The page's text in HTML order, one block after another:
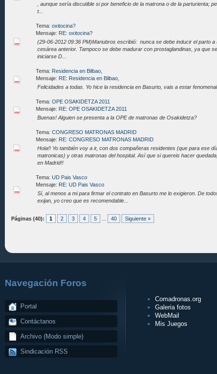
, aunque sería discutible si por beneficio de la matrona o de la parturienta;
t...
Tema: oxitocina?
Mensaje: RE: oxitocina?
(29-06-2012 09:36 PM)Mariubros escribió: nunca se debe inducir el parto a
cesárea anterior. Tampoco se debe madurar con prostaglandinas, ya que
iniciarse D...
Tema: Residencia en Bilbao,
Mensaje: RE: Residencia en Bilbao,
Felicidades a todas. Yo hice la residencia en Basurto, vais a estar
Tema: OPE OSAKIDETZA 2011
Mensaje: RE: OPE OSAKIDETZA 2011
Buenas! Alguien se presenta a la OPE de matronas de Osakidetza?
Tema: CONGRESO MATRONAS MADRID
Mensaje: RE: CONGRESO MATRONAS MADRID
Hola!! Yo también voy a ir, con dos compañeras residentes (que para ese
matronicas) y otras matronas del hospital. Así que si quereis hacer
en Madrid!!
Tema: UD Pais Vasco
Mensaje: RE: UD Pais Vasco
Sí, al menos a mi para firmar el contrato en Basurto me lo exigieron. De
exijan, yo creo que es recomendable...
Páginas (40): 1 2 3 4 5 40 Siguiente »
Navegación Foros
Portal
Contáctanos
Archivo (Modo simple)
Sindicación RSS
Comadronas.org
Galeria fotos
WebMail
Mis Juegos